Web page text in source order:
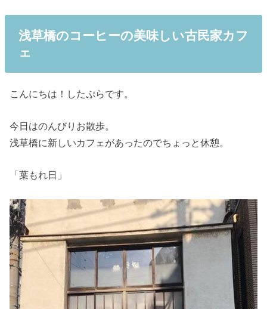
浅草橋のコーヒーの美味しい古民家カフ
ェ
こんにちは！したぷらです。
今日はのんびりお散歩。
浅草橋に新しいカフェがあったのでちょっと休憩。
「葉もれ日」